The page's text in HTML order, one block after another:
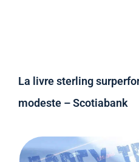
La livre sterling
modeste – Scotiabank